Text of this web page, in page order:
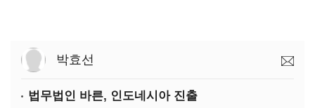
박효선
법무법인 바른, 인도네시아 진출